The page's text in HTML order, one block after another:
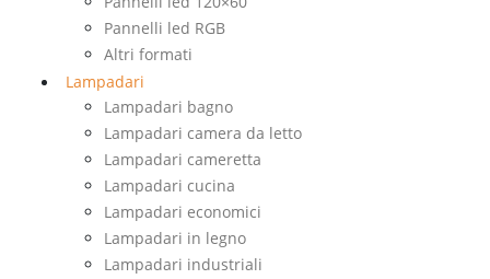
Pannelli led RGB
Altri formati
Lampadari
Lampadari bagno
Lampadari camera da letto
Lampadari cameretta
Lampadari cucina
Lampadari economici
Lampadari in legno
Lampadari industriali